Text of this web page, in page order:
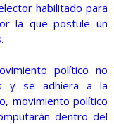
habilitado para
la que postule un
político no
y se adhiera a la
movimiento político
dentro del